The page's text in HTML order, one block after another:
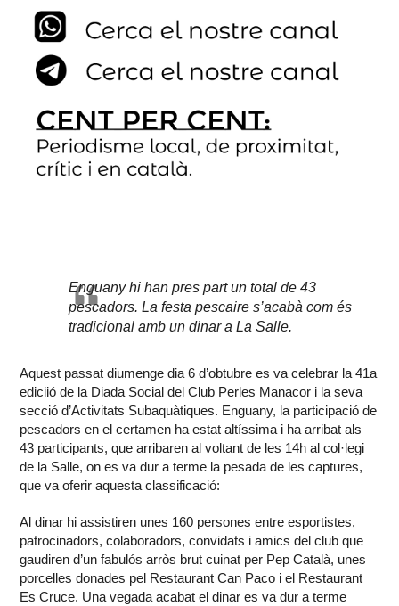
Enguany hi han pres part un total de 43
pescadors. La festa pescaire s’acabà com és
tradicional amb un dinar a La Salle.
Aquest passat diumenge dia 6 d’obtubre es va celebrar la 41a
ediciió de la Diada Social del Club Perles Manacor i la seva
secció d’Activitats Subaquàtiques. Enguany, la participació de
pescadors en el certamen ha estat altíssima i ha arribat als
43 participants, que arribaren al voltant de les 14h al col·legi
de la Salle, on es va dur a terme la pesada de les captures,
que va oferir aquesta classificació:
Al dinar hi assistiren unes 160 persones entre esportistes,
patrocinadors, colaboradors, convidats i amics del club que
gaudiren d’un fabulós arròs brut cuinat per Pep Català, unes
porcelles donades pel Restaurant Can Paco i el Restaurant
Es Cruce. Una vegada acabat el dinar es va dur a terme